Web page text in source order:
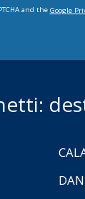
and the Google